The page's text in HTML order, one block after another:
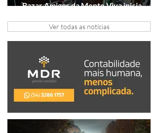
Bazar Amigos da Mente Viva inicia
Ver todas as notícias